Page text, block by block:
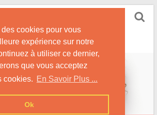
cookies pour vous
expérience sur notre
à utiliser ce dernier,
que vous acceptez
cookies. En Savoir Plus ...
Ok
Rencontres Coquines avec des